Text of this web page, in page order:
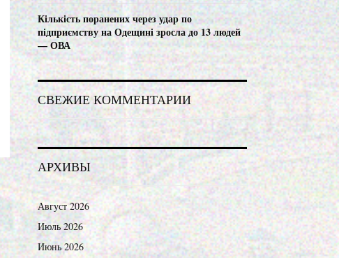
Кількість поранених через удар по
підприємству на Одещині зросла до 13 людей
— ОВА
СВЕЖИЕ КОММЕНТАРИИ
АРХИВЫ
Август 2026
Июль 2026
Июнь 2026